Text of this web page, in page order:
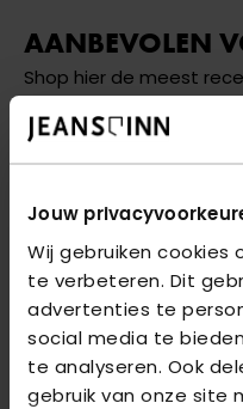
Jouw
Wij gebruiken cookies
te verbeteren. Dit
advertenties te
social media te
te analyseren. Ook
gebruik van onze site
AANBEVOLEN
Shop hier de meest
2voor€85